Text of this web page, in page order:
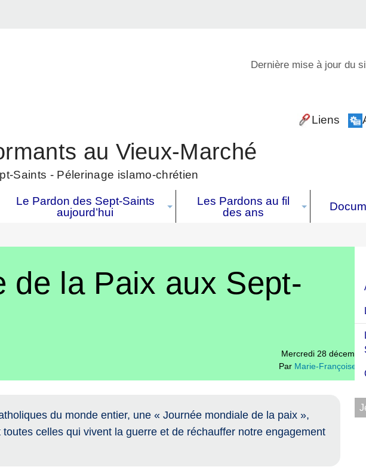
Dernière mise à jour du
Liens
au Vieux-Marché
Saints - Pélerinage islamo-chrétien
Le Pardon des Sept-Saints
aujourd’hui
Les Pardons au fil
des ans
de la Paix aux Sept-
Mercredi 28
Par Marie-Françoise
du monde entier, une « Journée mondiale de la paix »,
celles qui vivent la guerre et de réchauffer notre engagement